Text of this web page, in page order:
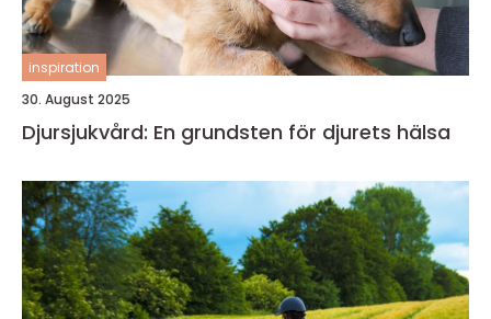
inspiration
30. August 2025
Djursjukvård: En grundsten för djurets hälsa